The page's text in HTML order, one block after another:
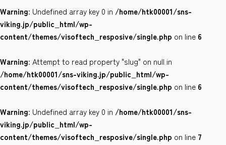
クリエイティブ
お気に入り
会社案内
サイトポリシー
Warning: Undefined array key 0 in /home/htk00001/sns-
viking.jp/public_html/wp-
content/themes/visoftech_resposive/single.php on line 6
Warning: Attempt to read property "slug" on null in
/home/htk00001/sns-viking.jp/public_html/wp-
content/themes/visoftech_resposive/single.php on line 6
Warning: Undefined array key 0 in /home/htk00001/sns-
viking.jp/public_html/wp-
content/themes/visoftech_resposive/single.php on line 7